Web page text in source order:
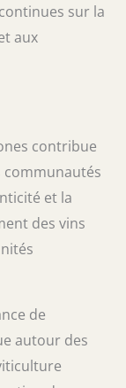
sur la
aux
contribue
communautés
et la
des vins
de
autour des